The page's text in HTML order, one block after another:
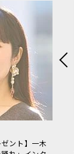
ント】一木